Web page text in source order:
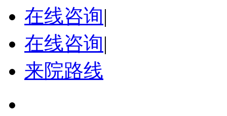
在线咨询|
在线咨询|
来院路线